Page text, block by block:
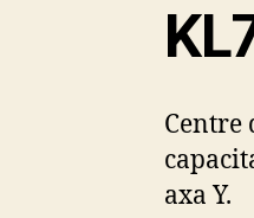
Centre
axa Y.